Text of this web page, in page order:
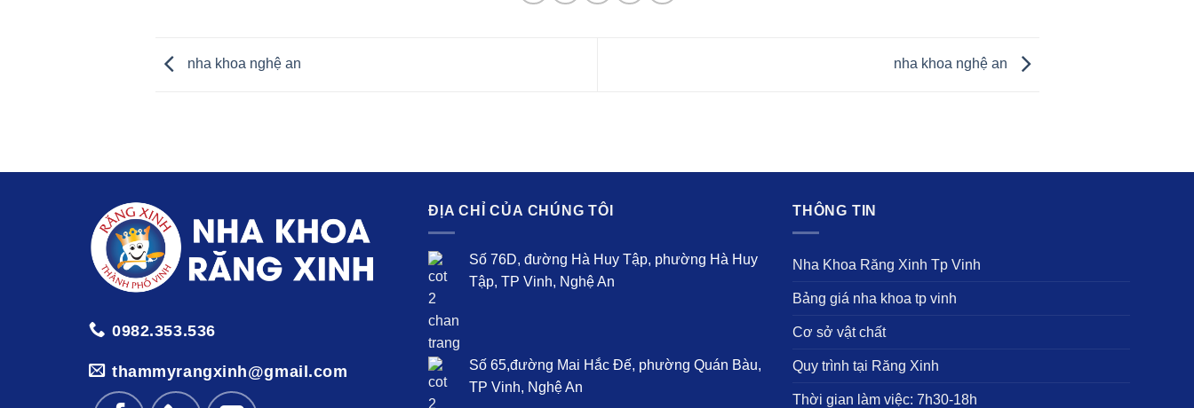
nha khoa nghệ an nha khoa nghệ an
0982.353.536
thammyrangxinh@gmail.com
ĐỊA CHỈ CỦA CHÚNG TÔI
Số 76D, đường Hà Huy Tập, phường Hà Huy
Tập, TP Vinh, Nghệ An
Số 65,đường Mai Hắc Đế, phường Quán Bàu,
TP Vinh, Nghệ An
THÔNG TIN
Nha Khoa Răng Xinh Tp Vinh
Bảng giá nha khoa tp vinh
Cơ sở vật chất
Quy trình tại Răng Xinh
Thời gian làm việc: 7h30-18h